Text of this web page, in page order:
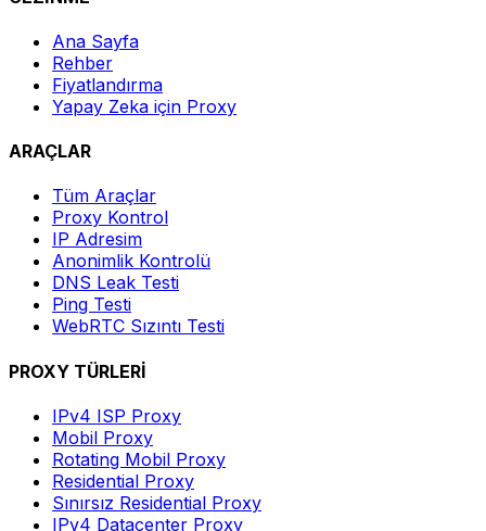
Ana Sayfa
Rehber
Fiyatlandırma
Yapay Zeka için Proxy
ARAÇLAR
Tüm Araçlar
Proxy Kontrol
IP Adresim
Anonimlik Kontrolü
DNS Leak Testi
Ping Testi
WebRTC Sızıntı Testi
PROXY TÜRLERİ
IPv4 ISP Proxy
Mobil Proxy
Rotating Mobil Proxy
Residential Proxy
Sınırsız Residential Proxy
IPv4 Datacenter Proxy